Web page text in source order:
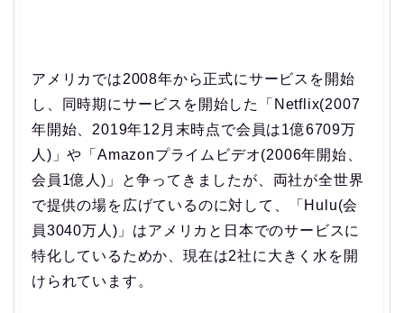
アメリカでは2008年から正式にサービスを開始
し、同時期にサービスを開始した「Netflix(2007
年開始、2019年12月末時点で会員は1億6709万
人)」や「Amazonプライムビデオ(2006年開始、
会員1億人)」と争ってきましたが、両社が全世界
で提供の場を広げているのに対して、「Hulu(会
員3040万人)」はアメリカと日本でのサービスに
特化しているためか、現在は2社に大きく水を開
けられています。